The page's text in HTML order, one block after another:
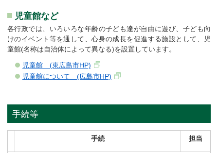
児童館など
各行政では、いろいろな年齢の子ども達が自由に遊び、子ども向
けのイベント等を通して、心身の成長を促進する施設として、児
童館(名称は自治体によって異なる)を設置しています。
児童館 (東広島市HP)
児童館について (広島市HP)
手続等
手続 担当